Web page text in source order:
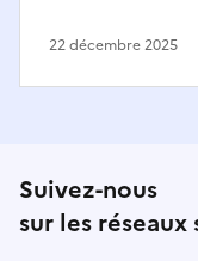
22 décembre 2025
Suivez-nous
sur les réseaux